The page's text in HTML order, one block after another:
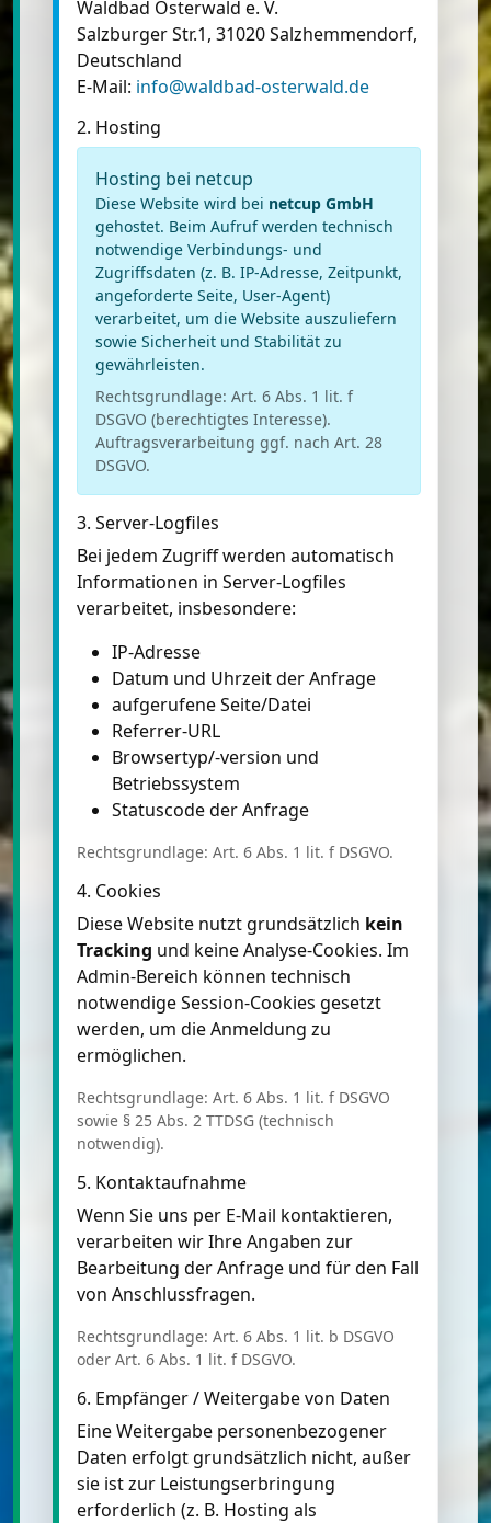
Waldbad Osterwald e. V.
Salzburger Str.1, 31020 Salzhemmendorf,
Deutschland
E-Mail: info@waldbad-osterwald.de
2. Hosting
Hosting bei netcup
Diese Website wird bei netcup GmbH
gehostet. Beim Aufruf werden technisch
notwendige Verbindungs- und
Zugriffsdaten (z. B. IP-Adresse, Zeitpunkt,
angeforderte Seite, User-Agent)
verarbeitet, um die Website auszuliefern
sowie Sicherheit und Stabilität zu
gewährleisten.
Rechtsgrundlage: Art. 6 Abs. 1 lit. f
DSGVO (berechtigtes Interesse).
Auftragsverarbeitung ggf. nach Art. 28
DSGVO.
3. Server-Logfiles
Bei jedem Zugriff werden automatisch
Informationen in Server-Logfiles
verarbeitet, insbesondere:
IP-Adresse
Datum und Uhrzeit der Anfrage
aufgerufene Seite/Datei
Referrer-URL
Browsertyp/-version und
Betriebssystem
Statuscode der Anfrage
Rechtsgrundlage: Art. 6 Abs. 1 lit. f DSGVO.
4. Cookies
Diese Website nutzt grundsätzlich kein
Tracking und keine Analyse-Cookies. Im
Admin-Bereich können technisch
notwendige Session-Cookies gesetzt
werden, um die Anmeldung zu
ermöglichen.
Rechtsgrundlage: Art. 6 Abs. 1 lit. f DSGVO
sowie § 25 Abs. 2 TTDSG (technisch
notwendig).
5. Kontaktaufnahme
Wenn Sie uns per E-Mail kontaktieren,
verarbeiten wir Ihre Angaben zur
Bearbeitung der Anfrage und für den Fall
von Anschlussfragen.
Rechtsgrundlage: Art. 6 Abs. 1 lit. b DSGVO
oder Art. 6 Abs. 1 lit. f DSGVO.
6. Empfänger / Weitergabe von Daten
Eine Weitergabe personenbezogener
Daten erfolgt grundsätzlich nicht, außer
sie ist zur Leistungserbringung
erforderlich (z. B. Hosting als